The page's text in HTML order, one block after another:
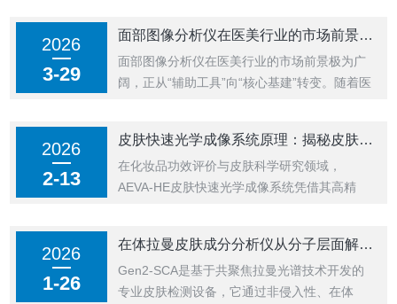
生物体内复杂结构和功能的关键工具。本文从
技术原理到实验流程，系统解析在体双光子显
微成像的标准化操作规范，为科研工作者提
2026
3-29
面部图像分析仪在医美行业的市场前景如何？
面部图像分析仪在医美行业的市场前景极为广
阔，正从“辅助工具”向“核心基建”转变。随着医
强客户信任度及实现差异化竞争的关键载体。
一、市场驱动力：从“颜值焦虑”到“科学循证”1.
合规化需求：监管趋严要求医...
2026
2-13
皮肤快速光学成像系统原理：揭秘皮肤衰老的“三维密码”
在化妆品功效评价与皮肤科学研究领域，
AEVA-HE皮肤快速光学成像系统凭借其高精
原理，将肉眼难以察觉的皮肤微观变化转化为
客观的数字化指标，为抗皱、紧致等功效宣称
提供了坚实的科学依据。本文将深入解析A...
2026
1-26
在体拉曼皮肤成分分析仪从分子层面解锁皮肤健康
Gen2-SCA是基于共聚焦拉曼光谱技术开发的
专业皮肤检测设备，它通过非侵入性、在体